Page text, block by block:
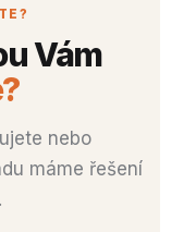
Vám
nebo
máme řešení